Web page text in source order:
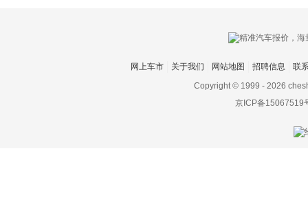
网上车市 关于我们 网站地图 招聘信息
联
Copyright © 1999 - 2026
京ICP备15067519